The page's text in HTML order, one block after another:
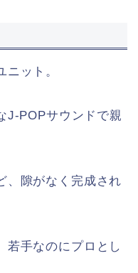
ット。
J-POPサウンドで親
、隙がなく完成され
若手なのにプロとし